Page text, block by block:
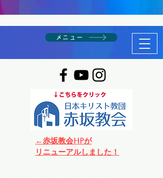
メニュー
←赤坂教会HPが
リニューアルしました！